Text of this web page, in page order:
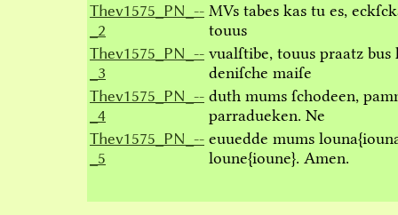
Thev1575_PN_--
_2
MVs tabes kas tu es,
touus
Thev1575_PN_--
_3
vualſtibe, touus praatz bus
deniſche maiſe
Thev1575_PN_--
_4
duth mums ſchodeen,
parradueken. Ne
Thev1575_PN_--
_5
euuedde mums louna
loune{ioune}. Amen.